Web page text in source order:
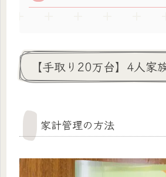
【手取り20万台】4人家
家計管理の方法